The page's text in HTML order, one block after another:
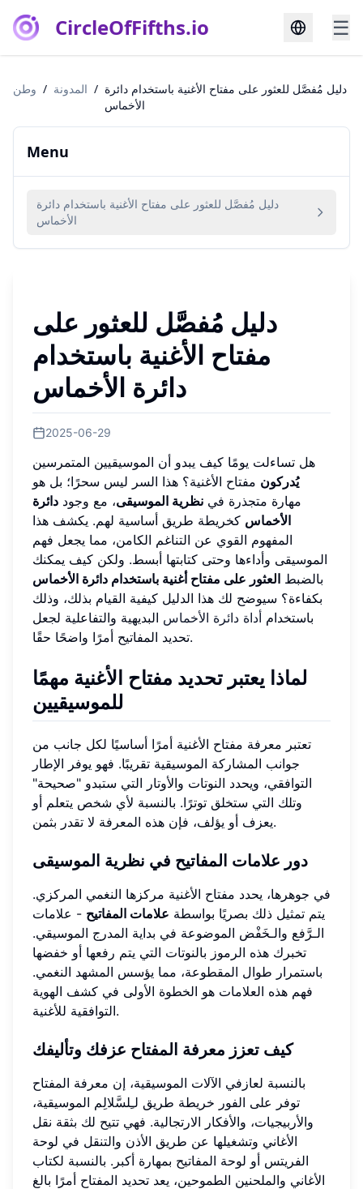
CircleOfFifths.io ☰
وطن / المدونة / دليل مُفصَّل للعثور على مفتاح الأغنية باستخدام دائرة
الأخماس
Menu
دليل مُفصَّل للعثور على مفتاح الأغنية باستخدام دائرة
الأخماس
دليل مُفصَّل للعثور على
مفتاح الأغنية باستخدام
دائرة الأخماس
2025-06-29
هل تساءلت يومًا كيف يبدو أن الموسيقيين المتمرسين
يُدركون مفتاح الأغنية؟ هذا السر ليس سحرًا؛ بل هو
مهارة متجذرة في نظرية الموسيقى، مع وجود دائرة
الأخماس كخريطة طريق أساسية لهم. يكشف هذا
المفهوم القوي عن التناغم الكامن، مما يجعل فهم
الموسيقى وأداءها وحتى كتابتها أبسط. ولكن كيف يمكنك
بالضبط العثور على مفتاح أغنية باستخدام دائرة الأخماس
بكفاءة؟ سيوضح لك هذا الدليل كيفية القيام بذلك، وذلك
باستخدام أداة دائرة الأخماس البديهية والتفاعلية لجعل
تحديد المفاتيح أمرًا واضحًا حقًا.
لماذا يعتبر تحديد مفتاح الأغنية مهمًا
للموسيقيين
تعتبر معرفة مفتاح الأغنية أمرًا أساسيًا لكل جانب من
جوانب المشاركة الموسيقية تقريبًا. فهو يوفر الإطار
التوافقي، ويحدد النوتات والأوتار التي ستبدو "صحيحة"
وتلك التي ستخلق توترًا. بالنسبة لأي شخص يتعلم أو
يعزف أو يؤلف، فإن هذه المعرفة لا تقدر بثمن.
دور علامات المفاتيح في نظرية الموسيقى
في جوهرها، يحدد مفتاح الأغنية مركزها النغمي المركزي.
يتم تمثيل ذلك بصريًا بواسطة علامات المفاتيح - علامات
الـرَّفع والـخَفْض الموضوعة في بداية المدرج الموسيقي.
تخبرك هذه الرموز بالنوتات التي يتم رفعها أو خفضها
باستمرار طوال المقطوعة، مما يؤسس المشهد النغمي.
فهم هذه العلامات هو الخطوة الأولى في كشف الهوية
التوافقية للأغنية.
كيف تعزز معرفة المفتاح عزفك وتأليفك
بالنسبة لعازفي الآلات الموسيقية، إن معرفة المفتاح
توفر على الفور خريطة طريق لـِلسَّلالِم الموسيقية،
والأربيجيات، والأفكار الارتجالية. فهي تتيح لك بثقة نقل
الأغاني وتشغيلها عن طريق الأذن والتنقل في لوحة
الفريتس أو لوحة المفاتيح بمهارة أكبر. بالنسبة لكتاب
الأغاني والملحنين الطموحين، يعد تحديد المفتاح أمرًا بالغ